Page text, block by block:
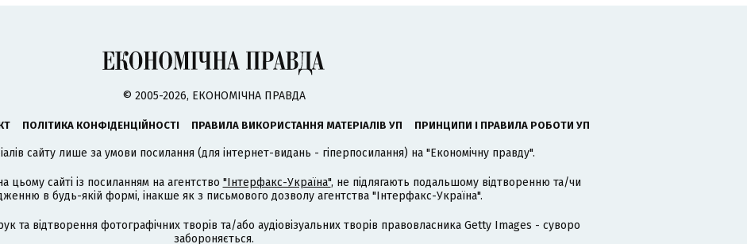
© 2005-2026, ЕКОНОМІЧНА ПРАВДА
ПОЛІТИКА КОНФІДЕНЦІЙНОСТІ ПРАВИЛА ВИКОРИСТАННЯ МАТЕРІАЛІВ УП ПРИНЦИПИ І ПРАВИЛА РОБОТИ УП
сайту лише за умови посилання (для інтернет-видань - гіперпосилання) на "Економічну правду".
цьому сайті із посиланням на агентство "Інтерфакс-Україна", не підлягають подальшому відтворенню та/чи
в будь-якій формі, інакше як з письмового дозволу агентства "Інтерфакс-Україна".
та відтворення фотографічних творів та/або аудіовізуальних творів правовласника Getty Images - суворо
забороняється.